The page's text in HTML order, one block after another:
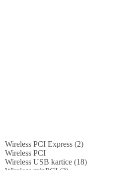
Wireless PCI Express (2)
Wireless PCI
Wireless USB kartice (18)